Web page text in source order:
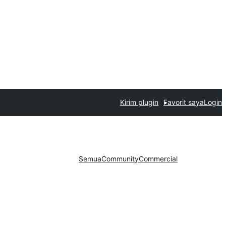
Kirim plugin Favorit sayaLogin
SemuaCommunityCommercial